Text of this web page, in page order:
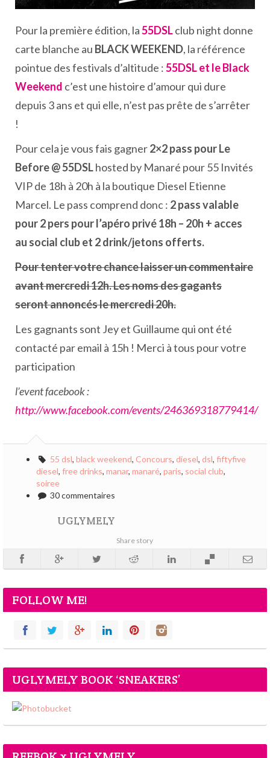
Pour la première édition, la55DSLclub night donne
carte blanche au BLACK WEEKEND, la référence
pointue des festivals d’altitude :55DSL et le Black
Weekend c’est une histoire d’amour qui dure
depuis 3 ans et qui elle, n’est pas prête de s’arrêter
!
Pour cela je vous fais gagner2×2 pass pour Le
Before @ 55DSLhosted by Manaré pour 55 Invités
VIP de 18h à 20h à la boutique Diesel Etienne
Marcel. Le pass comprend donc : 2 pass valable
pour 2 pers pour l’apéro privé 18h – 20h + acces
au social club et 2 drink/jetons offerts.
Pour tenter votre chance laisser un commentaire
avant mercredi 12h. Les noms des gagants
seront annoncés le mercredi 20h.
Les gagnants sont Jey et Guillaume qui ont été
contacté par email à 15h ! Merci à tous pour votre
participation
l’event facebook :
http://www.facebook.com/events/246369318779414/
55 dsl, black weekend, Concours, diesel, dsl, fiftyfive
diesel, free drinks, manar, manaré, paris, social club,
soiree
30 commentaires
UGLYMELY
Share story
FOLLOW ME!
UGLYMELY BOOK ‘SNEAKERS’